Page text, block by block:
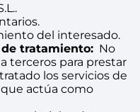
del interesado.
tratamiento: No
terceros para prestar
los servicios de
actúa como